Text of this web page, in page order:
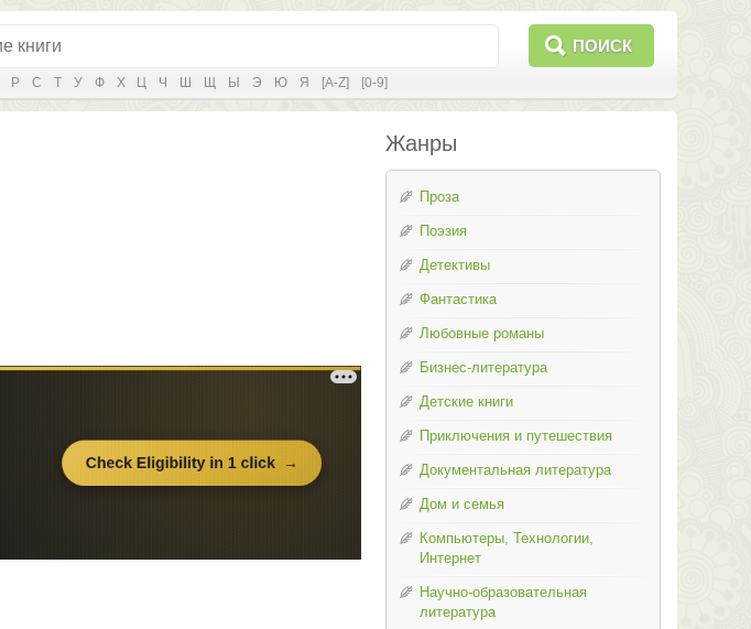
ПОИСК
Р С Т У Ф Х Ц Ч Ш Щ Ы Э Ю Я [A-Z] [0-9]
Жанры
Проза
Поэзия
Детективы
Фантастика
Любовные романы
Бизнес-литература
Детские книги
Приключения и путешествия
Документальная литература
Дом и семья
Компьютеры, Технологии,
Интернет
Научно-образовательная
литература